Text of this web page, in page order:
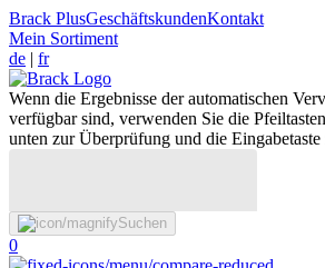
Brack PlusGeschäftskundenKontakt
Mein Sortiment
de | fr
Wenn die Ergebnisse der automatischen
verfügbar sind, verwenden Sie die
unten zur Überprüfung und die
Suchen
0